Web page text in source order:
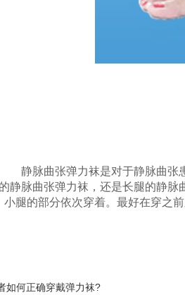
静脉曲张弹力袜是对于静脉曲张患
的静脉曲张弹力袜，还是长腿的静脉
小腿的部分依次穿着。最好在穿之
如何正确穿戴弹力袜?